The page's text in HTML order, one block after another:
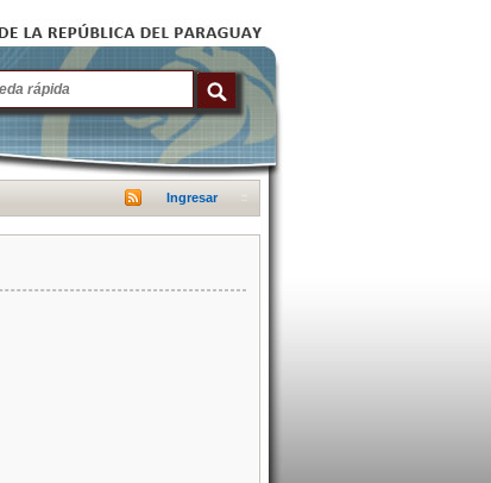
Ingresar